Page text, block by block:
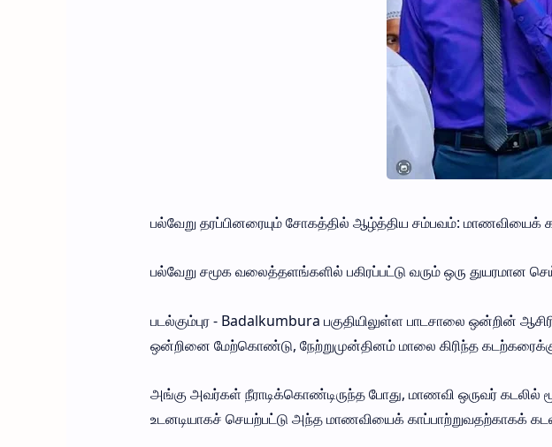
பல்வேறு தரப்பினரையும் சோகத்தில் ஆழ்த்திய சம்பவம்: மாணவியைக்
பல்வேறு சமூக வலைத்தளங்களில் பகிரப்பட்டு வரும் ஒரு துயரமான
படல்கும்புர - Badalkumbura பகுதியிலுள்ள பாடசாலை ஒன்றின்
ஒன்றினை மேற்கொண்டு, நேற்றுமுன்தினம் மாலை கிரிந்த
அங்கு அவர்கள் நீராடிக்கொண்டிருந்த போது, மாணவி ஒருவர் கடலில்
உடனடியாகச் செயற்பட்டு அந்த மாணவியைக் காப்பாற்றுவதற்காகக்